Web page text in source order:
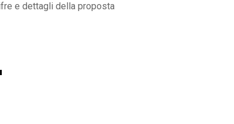
e dettagli della proposta